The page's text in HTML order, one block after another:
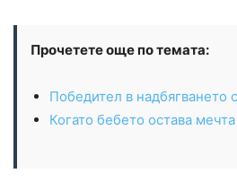
Прочетете още по темата:
Победител в надбягването
Когато бебето остава мечта